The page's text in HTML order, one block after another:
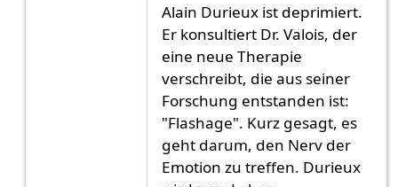
Alain Durieux ist deprimiert.
Er konsultiert Dr. Valois, der
eine neue Therapie
verschreibt, die aus seiner
Forschung entstanden ist:
"Flashage". Kurz gesagt, es
geht darum, den Nerv der
Emotion zu treffen. Durieux